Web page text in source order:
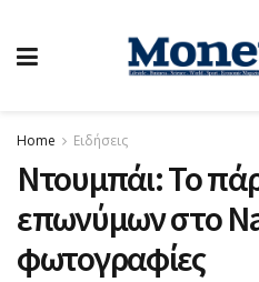
Home Ειδήσεις
Ντουμπάι: Το
επωνύμων στο
φωτογραφίες